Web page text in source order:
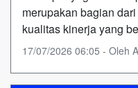
merupakan bagian
kualitas kinerja yang
17/07/2026 06:05 - Oleh